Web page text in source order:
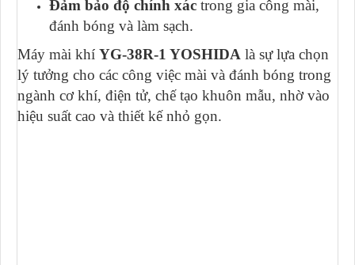
Đảm bảo độ chính xác trong gia công mài,
đánh bóng và làm sạch.
Máy mài khí YG-38R-1 YOSHIDA là sự lựa chọn
lý tưởng cho các công việc mài và đánh bóng trong
ngành cơ khí, điện tử, chế tạo khuôn mẫu, nhờ vào
hiệu suất cao và thiết kế nhỏ gọn.